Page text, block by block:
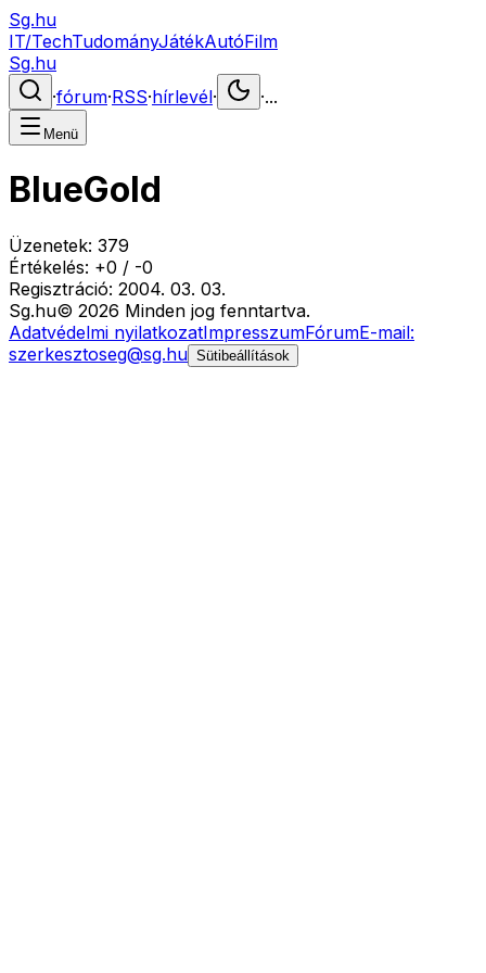
Sg.hu
IT/TechTudományJátékAutóFilm
Sg.hu
·fórum·RSS·hírlevél· ·...
Menü
BlueGold
Üzenetek: 379
Értékelés: +0 / -0
Regisztráció: 2004. 03. 03.
Sg.hu© 2026 Minden jog fenntartva.
Adatvédelmi nyilatkozatImpresszumFórumE-mail:
szerkesztoseg@sg.hu Sütibeállítások